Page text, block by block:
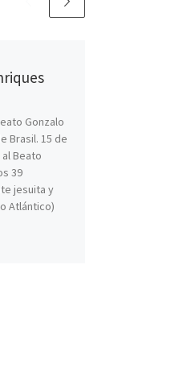
Gonzalo
Brasil. 15 de
Beato
39
jesuita y
Atlántico)